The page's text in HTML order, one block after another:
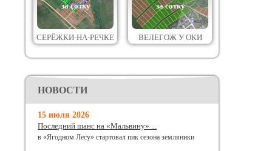
за сотку
СЕРЁЖКИ-НА-РЕЧКЕ
за сотку
ВЕЛЕГОЖ У ОКИ
НОВОСТИ
15 июля 2026
Последний шанс на «Мальвину» ...
в «Ягодном Лесу» стартовал пик сезона земляники